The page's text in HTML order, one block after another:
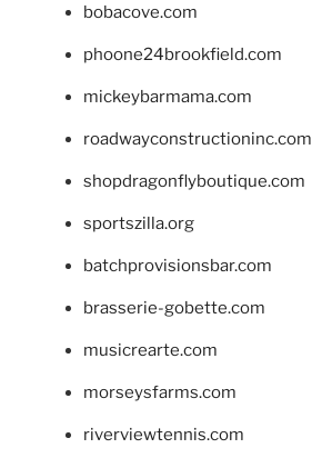
bobacove.com
phoone24brookfield.com
mickeybarmama.com
roadwayconstructioninc.com
shopdragonflyboutique.com
sportszilla.org
batchprovisionsbar.com
brasserie-gobette.com
musicrearte.com
morseysfarms.com
riverviewtennis.com